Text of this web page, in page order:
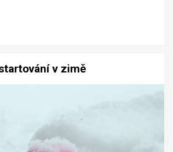
v zimě